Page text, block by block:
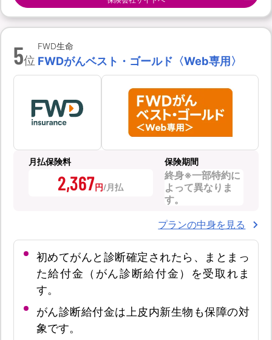
5位
FWD生命
FWDがんベスト・ゴールド〈Web専用〉
月払保険料
2,367円
保険期間
終身※一部特約に
よって異なりま
す。
プランの中身を見る
初めてがんと診断確定されたら、まとまっ
た給付金（がん診断給付金）を受取れま
す。
がん診断給付金は上皮内新生物も保障の対
象です。